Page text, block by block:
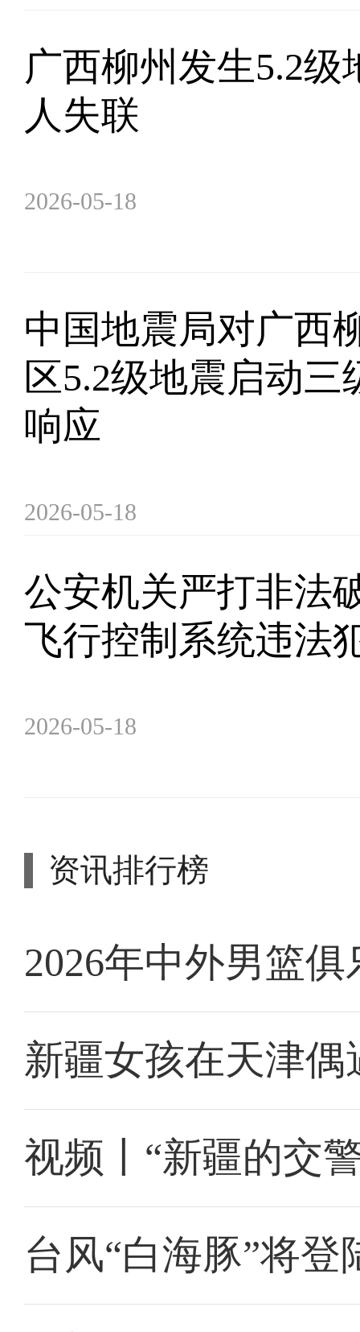
广西柳州发生5.2级
人失联
2026-05-18
中国地震局对广西
区5.2级地震启动三
响应
2026-05-18
公安机关严打非法
飞行控制系统违法
2026-05-18
资讯排行榜
2026年中外男篮
新疆女孩在天津
视频丨“新疆的交
台风“白海豚”将